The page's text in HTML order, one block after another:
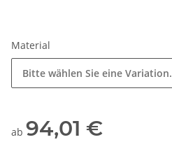
Material
Bitte wählen Sie eine Variation.
ab 94,01 €